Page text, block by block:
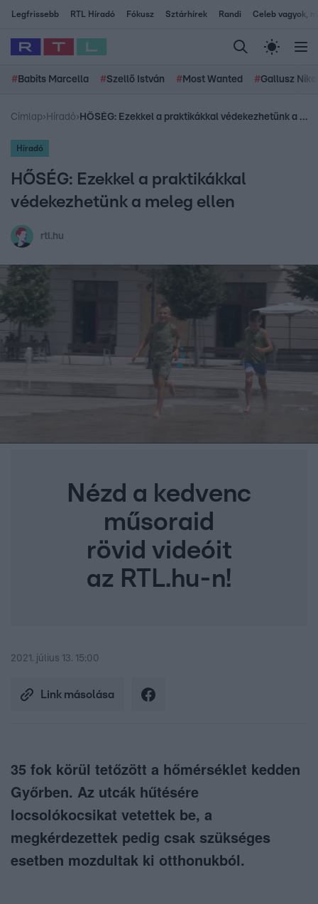
Legfrissebb RTL Híradó Fókusz Sztárhírek Randi Celeb vagyok,
# Babits Marcella #Szellő István # Most Wanted #Gallusz
Címlap› Híradó› HŐSÉG: Ezekkel a praktikákkal védekezhetünk a meleg ellen
Híradó
HŐSÉG: Ezekkel a praktikákkal
védekezhetünk a meleg ellen
rtl.hu
Nézd a kedvenc
műsoraid
rövid videóit
az RTL.hu-n!
2021. július 13. 15:00
Link másolása
35 fok körül tetőzött a hőmérséklet kedden
Győrben. Az utcák hűtésére
locsolókocsikat vetettek be, a
megkérdezettek pedig csak szükséges
esetben mozdultak ki otthonukból.